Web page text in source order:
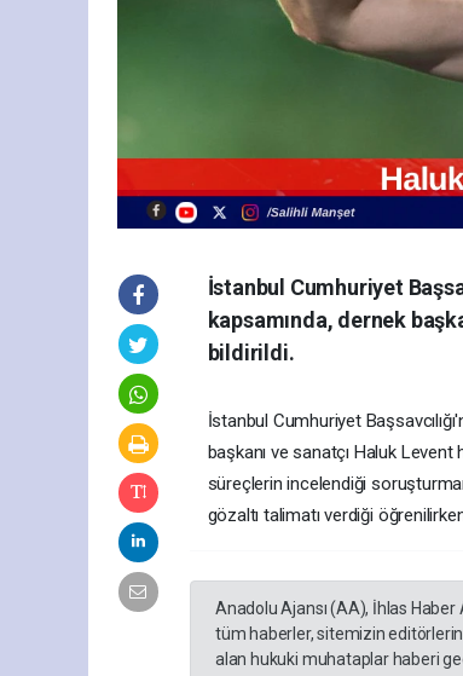
İstanbul Cumhuriyet
kapsamında, dernek
bildirildi.
İstanbul Cumhuriyet
başkanı ve sanatçı Haluk Levent
süreçlerin incelendiği
gözaltı talimatı verdiği
Anadolu Ajansı (AA), İhlas Haber
tüm haberler, sitemizin
alan hukuki muhataplar haberi